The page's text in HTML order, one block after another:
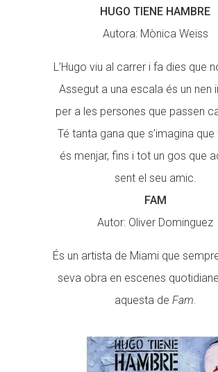
HUGO TIENE HAMBRE
Autora: Mònica Weiss
L’Hugo viu al carrer i fa dies que
Assegut a una escala és un nen
per a les persones que passen
Té tanta gana que s’imagina
és menjar, fins i tot un gos que
sent el seu amic.
FAM
Autor: Oliver Dominguez
És un artista de Miami que
seva obra en escenes
aquesta de Fam.